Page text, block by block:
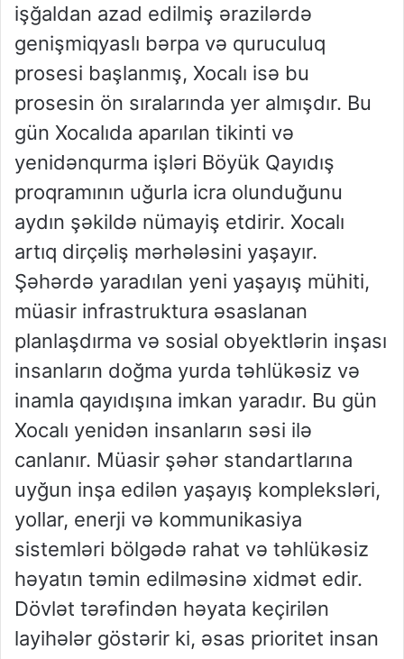
işğaldan azad edilmiş ərazilərdə
genişmiqyaslı bərpa və quruculuq
prosesi başlanmış, Xocalı isə bu
prosesin ön sıralarında yer almışdır. Bu
gün Xocalıda aparılan tikinti və
yenidənqurma işləri Böyük Qayıdış
proqramının uğurla icra olunduğunu
aydın şəkildə nümayiş etdirir. Xocalı
artıq dirçəliş mərhələsini yaşayır.
Şəhərdə yaradılan yeni yaşayış mühiti,
müasir infrastruktura əsaslanan
planlaşdırma və sosial obyektlərin inşası
insanların doğma yurda təhlükəsiz və
inamla qayıdışına imkan yaradır. Bu gün
Xocalı yenidən insanların səsi ilə
canlanır. Müasir şəhər standartlarına
uyğun inşa edilən yaşayış kompleksləri,
yollar, enerji və kommunikasiya
sistemləri bölgədə rahat və təhlükəsiz
həyatın təmin edilməsinə xidmət edir.
Dövlət tərəfindən həyata keçirilən
layihələr göstərir ki, əsas prioritet insan